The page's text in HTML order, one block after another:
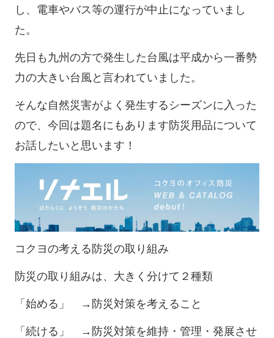
し、電車やバス等の運行が中止になっていまし
た。
先日も九州の方で発生した台風は平成から一番勢
力の大きい台風と言われていました。
そんな自然災害がよく発生するシーズンに入った
ので、今回は題名にもあります防災用品について
お話したいと思います！
コクヨの考える防災の取り組み
防災の取り組みは、大きく分けて２種類
「始める」 →防災対策を考えること
「続ける」 →防災対策を維持・管理・発展させ